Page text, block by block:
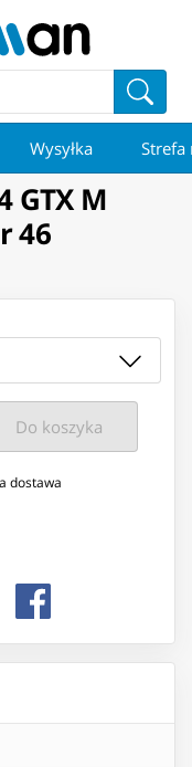
Wysyłka Strefa
GTX M
46
Do koszyka
dostawa